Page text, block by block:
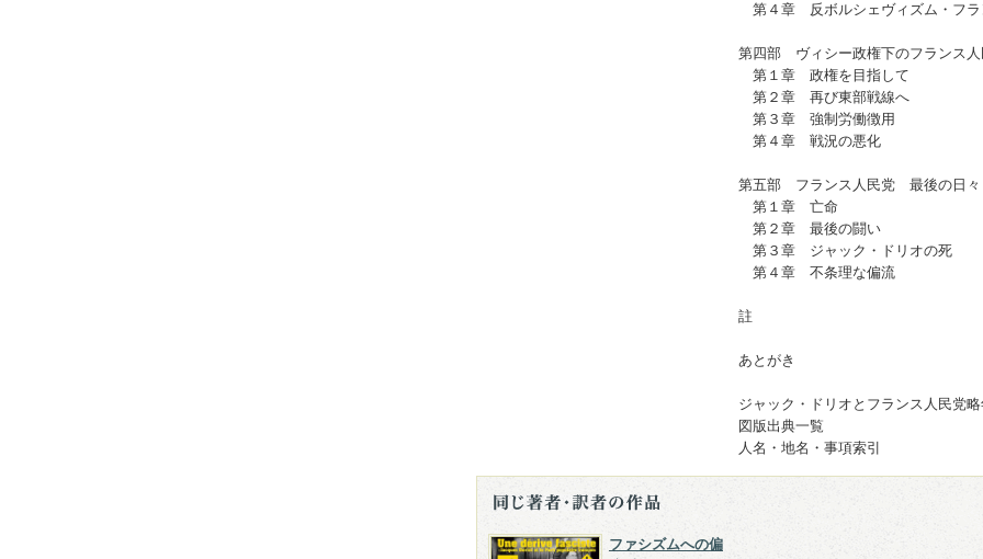
第４章 反ボルシェヴィズム・フ
第四部 ヴィシー政権下のフランス
第１章 政権を目指して
第２章 再び東部戦線へ
第３章 強制労働徴用
第４章 戦況の悪化
第五部 フランス人民党 最後の日々
第１章 亡命
第２章 最後の闘い
第３章 ジャック・ドリオの死
第４章 不条理な偏流
註
あとがき
ジャック・ドリオとフランス人民党
図版出典一覧
人名・地名・事項索引
ファシズムへの偏